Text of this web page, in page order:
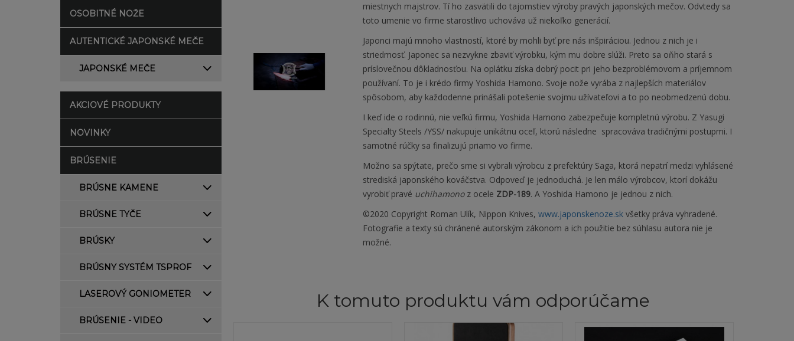
OSOBITNÉ NOŽE
AUTENTICKÉ JAPONSKÉ MEČE
JAPONSKÉ MEČE
AKCIOVÉ PRODUKTY
NOVINKY
BRÚSENIE
BRÚSNE KAMENE
BRÚSNE TYČE
BRÚSKY
BRÚSNY SYSTÉM TSPROF
LASEROVÝ GONIOMETER
BRÚSENIE - VIDEO
miestnych majstrov. Tí ho zasvätili do tajomstiev výroby pravých japonských mečov. Odvtedy sa
toto umenie vo firme starostlivo uchováva už niekoľko generácií.
Japonci majú mnoho vlastností, ktoré by mohli byť pre nás inšpiráciou. Jednou z nich je i
striedmosť. Japonec sa nezvykne zbaviť výrobku, kým mu dobre slúži. Preto sa oňho stará s
príslovečnou dôkladnosťou. Na oplátku získa dobrý pocit pri jeho bezproblémovom a príjemnom
používaní. To je i krédo firmy Yoshida Hamono. Svoje nože vyrába z najlepších materiálov
spôsobom, aby každodenne prinášali potešenie svojmu užívateľovi a to po neobmedzenú dobu.
I keď ide o rodinnú, nie veľkú firmu, Yoshida Hamono zabezpečuje kompletnú výrobu. Z Yasugi
Specialty Steels /YSS/ nakupuje unikátnu oceľ, ktorú následne spracováva tradičnými postupmi. I
samotné rúčky sa finalizujú priamo vo firme.
Možno sa spýtate, prečo sme si vybrali výrobcu z prefektúry Saga, ktorá nepatrí medzi vyhlásené
strediská japonského kováčstva. Odpoveď je jednoduchá. Je len málo výrobcov, ktorí dokážu
vyrobiť pravé uchihamonoz ocele ZDP-189. A Yoshida Hamono je jednou z nich.
©2020 Copyright Roman Ulík, Nippon Knives, www.japonskenoze.skvšetky práva vyhradené.
Fotografie a texty sú chránené autorským zákonom a ich použitie bez súhlasu autora nie je
možné.
K tomuto produktu vám odporúčame